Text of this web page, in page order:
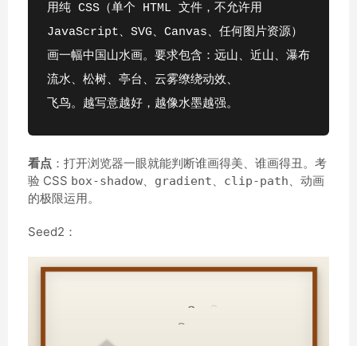
用纯 CSS（单个 HTML 文件，不允许用
JavaScript、SVG、Canvas、任何图片资源）
画一幅中国山水画。要求包含：远山、近山、瀑布
流水、松树、亭台、云雾缭绕动效、
飞鸟。越写意越好，越像水墨越强。
看点 ：打开浏览器一眼就能判断谁画得美、谁画得丑。考
验 CSS box-shadow、 gradient、 clip-path、动画
的极限运用。
Seed2：